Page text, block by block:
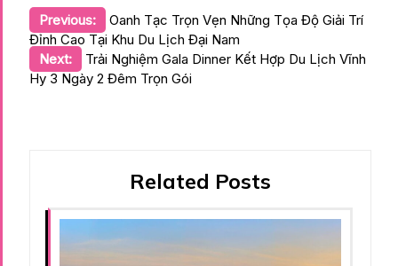
Điều
hướng
bài
Previous:
Oanh Tạc Trọn Vẹn Những Tọa Độ Giải Trí
Đỉnh Cao Tại Khu Du Lịch Đại Nam
Next:
Trải Nghiệm Gala Dinner Kết Hợp Du Lịch Vĩnh
Hy 3 Ngày 2 Đêm Trọn Gói
Related Posts